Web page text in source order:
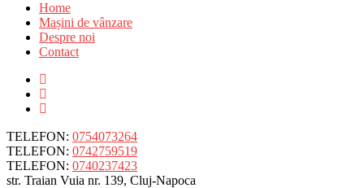
Home
Mașini de vânzare
Despre noi
Contact
TELEFON: 0754073264
TELEFON: 0742759519
TELEFON: 0740237423
str. Traian Vuia nr. 139, Cluj-Napoca